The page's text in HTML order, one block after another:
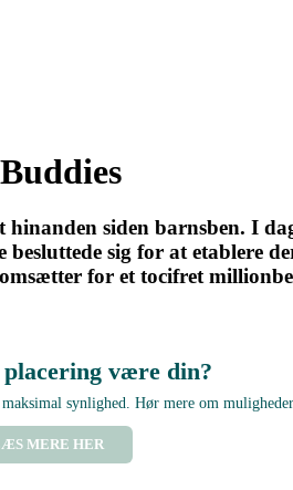
siden barnsben. I
sig for at etablere
for et tocifret
placering være din?
synlighed. Hør mere om
MERE HER